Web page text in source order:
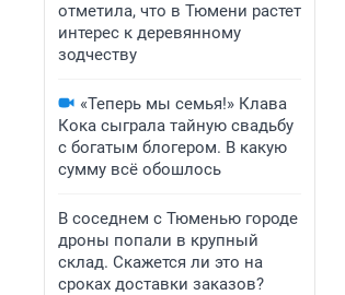
отметила, что в Тюмени растет
интерес к деревянному
зодчеству
«Теперь мы семья!» Клава
Кока сыграла тайную свадьбу
с богатым блогером. В какую
сумму всё обошлось
В соседнем с Тюменью городе
дроны попали в крупный
склад. Скажется ли это на
сроках доставки заказов?